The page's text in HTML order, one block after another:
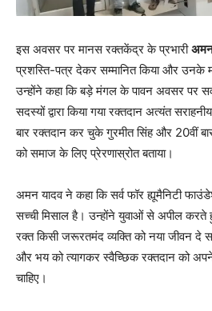
इस अवसर पर मानस रक्तकेंद्र के प्रभारी
प्रशस्ति-पत्र देकर सम्मानित किया और उनके
उन्होंने कहा कि बड़े मंगल के पावन अवसर पर
सदस्यों द्वारा किया गया रक्तदान अत्यंत
बार रक्तदान कर चुके गुरमीत सिंह और 20वीं
को समाज के लिए प्रेरणास्रोत बताया।
अमन यादव ने कहा कि सर्व फॉर ह्यूमैनिटी
सच्ची मिसाल है। उन्होंने युवाओं से अपील करते
रक्त किसी जरूरतमंद व्यक्ति को नया जीवन
और भय को त्यागकर स्वैच्छिक रक्तदान को अपने
चाहिए।